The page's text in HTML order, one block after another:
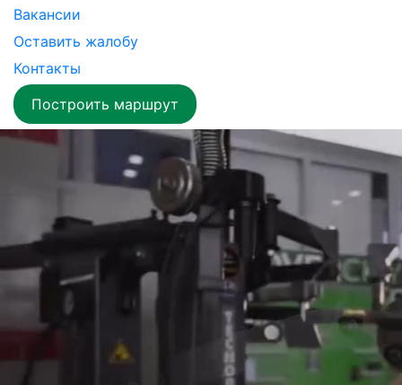
Вакансии
Оставить жалобу
Контакты
Построить маршрут